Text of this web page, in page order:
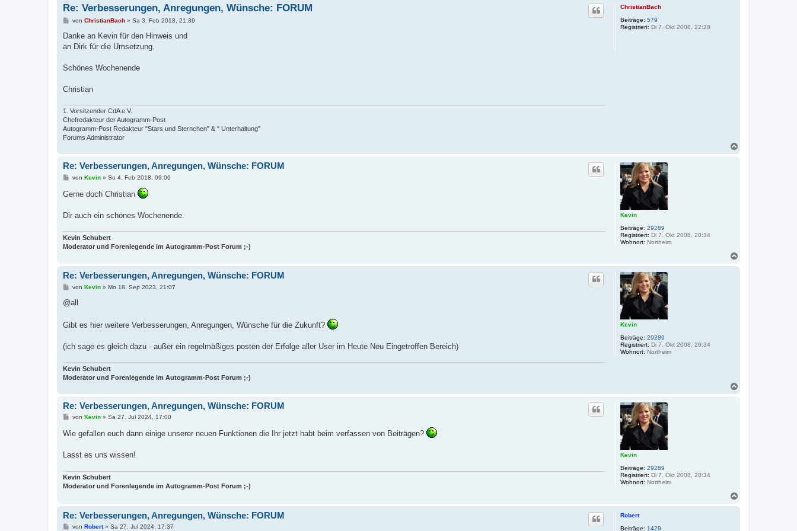
ChristianBach
Beiträge: 579
Registriert: Di 7. Okt 2008, 22:28
Re: Verbesserungen, Anregungen, Wünsche: FORUM
B
i
r
von ChristianBach» Sa 3. Feb 2018, 21:39
Danke an Kevin für den Hinweis und
an Dirk für die Umsetzung.
Schönes Wochenende
Christian
1. Vorsitzender CdA e.V.
Chefredakteur der Autogramm-Post
Autogramm-Post Redakteur "Stars und Sternchen" & " Unterhaltung"
Forums Administrator
Kevin
Beiträge: 29289
Registriert: Di 7. Okt 2008, 20:34
Wohnort: Northeim
Re: Verbesserungen, Anregungen, Wünsche: FORUM
B
t
g
von Kevin» So 4. Feb 2018, 09:06
Gerne doch Christian
Dir auch ein schönes Wochenende.
Kevin Schubert
Moderator und Forenlegende im Autogramm-Post Forum ;-)
Kevin
Beiträge: 29289
Registriert: Di 7. Okt 2008, 20:34
Wohnort: Northeim
Re: Verbesserungen, Anregungen, Wünsche: FORUM
B
i
a
g
von Kevin» Mo 18. Sep 2023, 21:07
@all
Gibt es hier weitere Verbesserungen, Anregungen, Wünsche für die Zukunft?
(ich sage es gleich dazu - außer ein regelmäßiges posten der Erfolge aller User im Heute Neu Eingetroffen Bereich)
Kevin Schubert
Moderator und Forenlegende im Autogramm-Post Forum ;-)
Kevin
Beiträge: 29289
Registriert: Di 7. Okt 2008, 20:34
Wohnort: Northeim
Re: Verbesserungen, Anregungen, Wünsche: FORUM
B
i
t
g
von Kevin» Sa 27. Jul 2024, 17:00
Wie gefallen euch dann einige unserer neuen Funktionen die Ihr jetzt habt beim verfassen von Beiträgen?
Lasst es uns wissen!
Kevin Schubert
Moderator und Forenlegende im Autogramm-Post Forum ;-)
Robert
Beiträge: 1429
Re: Verbesserungen, Anregungen, Wünsche: FORUM
Bvon Robert» Sa 27. Jul 2024, 17:37